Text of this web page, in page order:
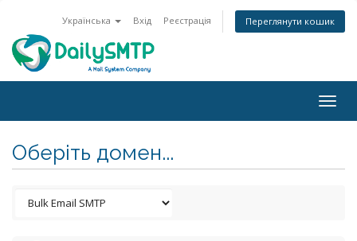
Українська Вхід Реєстрація Переглянути кошик
Оберіть домен...